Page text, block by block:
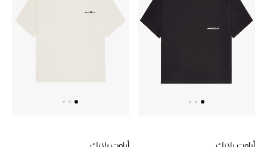
مستلزمات المنزل